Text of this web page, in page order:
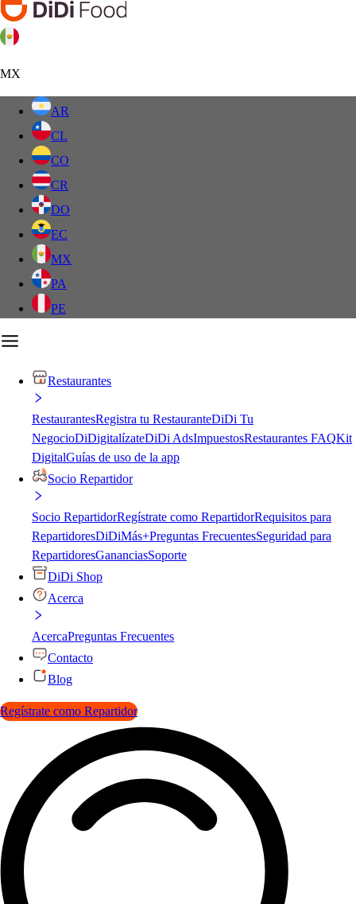
MX
AR
CL
CO
CR
DO
EC
MX
PA
PE
Restaurantes
RestaurantesRegistra tu RestauranteDiDi Tu
NegocioDiDigitalízateDiDi AdsImpuestosRestaurantes FAQKit
DigitalGuías de uso de la app
Socio Repartidor
Socio RepartidorRegístrate como RepartidorRequisitos para
RepartidoresDiDiMás+Preguntas FrecuentesSeguridad para
RepartidoresGananciasSoporte
DiDi Shop
Acerca
AcercaPreguntas Frecuentes
Contacto
Blog
Regístrate como Repartidor